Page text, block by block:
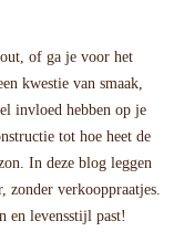
of ga je voor het
kwestie van smaak,
invloed hebben op je
tot hoe heet de
In deze blog leggen
zonder verkooppraatjes.
en levensstijl past!